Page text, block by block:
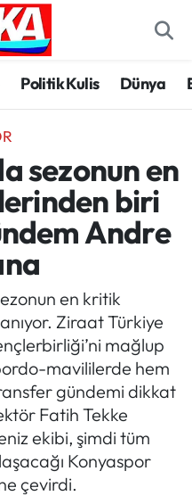
Politik Kulis Dünya
sezonun en
biri
Andre
en kritik
Ziraat Türkiye
mağlup
mavililerde hem
gündemi dikkat
Fatih Tekke
ekibi, şimdi tüm
Konyaspor
çevirdi.
Haritası
ve Fikstür